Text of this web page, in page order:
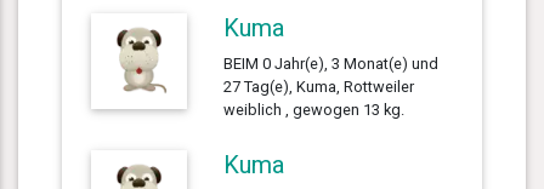
Kuma
BEIM 0 Jahr(e), 3 Monat(e) und
27 Tag(e), Kuma, Rottweiler
weiblich , gewogen 13 kg.
Kuma